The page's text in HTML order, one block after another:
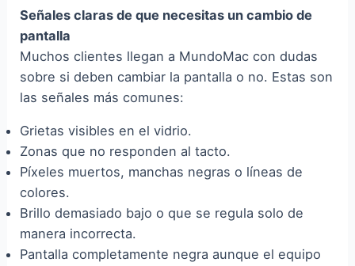
Señales claras de que necesitas un cambio de
pantalla
Muchos clientes llegan a MundoMac con dudas
sobre si deben cambiar la pantalla o no. Estas son
las señales más comunes:
Grietas visibles en el vidrio.
Zonas que no responden al tacto.
Píxeles muertos, manchas negras o líneas de
colores.
Brillo demasiado bajo o que se regula solo de
manera incorrecta.
Pantalla completamente negra aunque el equipo